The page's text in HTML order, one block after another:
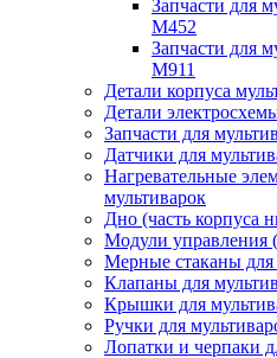
Запчасти для
M452
Запчасти для
M911
Детали корпуса
Детали
Запчасти для
Датчики для
Нагревательные
мультиварок
Дно (часть корпуса
Модули управления
Мерные стаканы для
Клапаны для
Крышки для
Ручки для
Лопатки и черпаки